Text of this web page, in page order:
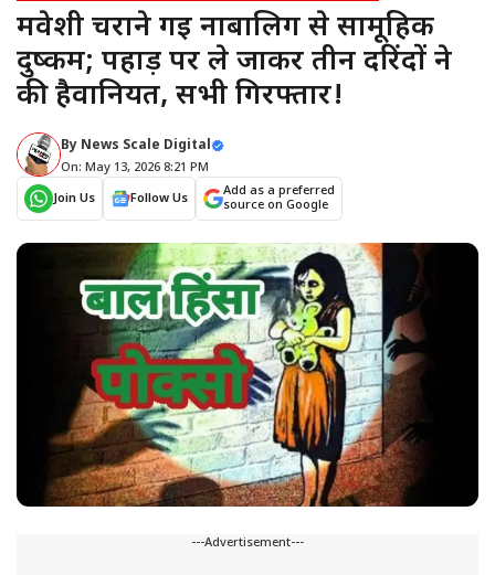
मवेशी चराने गई नाबालिग से सामूहिक
दुष्कर्म; पहाड़ पर ले जाकर तीन दरिंदों ने
की हैवानियत, सभी गिरफ्तार!
By News Scale Digital
On: May 13, 2026 8:21 PM
Join Us
Follow Us
Add as a preferred
source on Google
---Advertisement---